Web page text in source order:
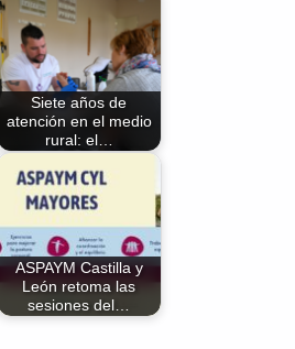
Siete años de
atención en el medio
rural: el…
ASPAYM Castilla y
León retoma las
sesiones del…